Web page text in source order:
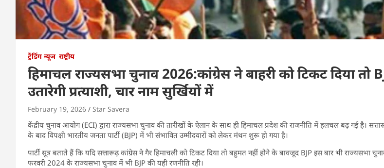
ट्रेंडिंग न्यूज राष्ट्रीय
हिमाचल राज्यसभा चुनाव 2026:कांग्रेस ने बाहरी को टिकट दिया तो
उतारेगी प्रत्याशी, चार नाम सुर्खियों में
February 19, 2026 Star Savera
केंद्रीय चुनाव आयोग (ECI) द्वारा राज्यसभा चुनाव की तारीखों के ऐलान के साथ ही हिमाचल प्रदेश की राजनीति में हलचल बढ़ गई है।
के बाद विपक्षी भारतीय जनता पार्टी (BJP) में भी संभावित उम्मीदवारों को लेकर मंथन शुरू हो गया है।
पार्टी सूत्र बताते हैं कि यदि सत्तारूढ़ कांग्रेस ने गैर हिमाचली को टिकट दिया तो बहुमत नहीं होने के बावजूद BJP इस बार भी राज्यसभा
फरवरी 2024 के राज्यसभा चुनाव में भी BJP की यही रणनीति रही।